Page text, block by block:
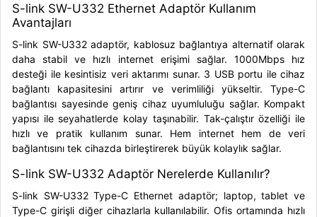
S-link SW-U332 Ethernet Adaptör Kullanım
Avantajları
S-link SW-U332 adaptör, kablosuz bağlantıya alternatif olarak
daha stabil ve hızlı internet erişimi sağlar. 1000Mbps hız
desteği ile kesintisiz veri aktarımı sunar. 3 USB portu ile cihaz
bağlantı kapasitesini artırır ve verimliliği yükseltir. Type-C
bağlantısı sayesinde geniş cihaz uyumluluğu sağlar. Kompakt
yapısı ile seyahatlerde kolay taşınabilir. Tak-çalıştır özelliği ile
hızlı ve pratik kullanım sunar. Hem internet hem de veri
bağlantısını tek cihazda birleştirerek büyük kolaylık sağlar.
S-link SW-U332 Adaptör Nerelerde Kullanılır?
S-link SW-U332 Type-C Ethernet adaptör; laptop, tablet ve
Type-C girişli diğer cihazlarla kullanılabilir. Ofis ortamında hızlı